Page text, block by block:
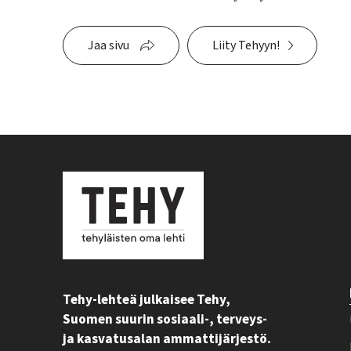
Jaa sivu Liity Tehyyn!
Tehy-lehteä julkaisee Tehy,
Suomen suurin sosiaali-, terveys-
ja kasvatusalan ammattijärjestö.